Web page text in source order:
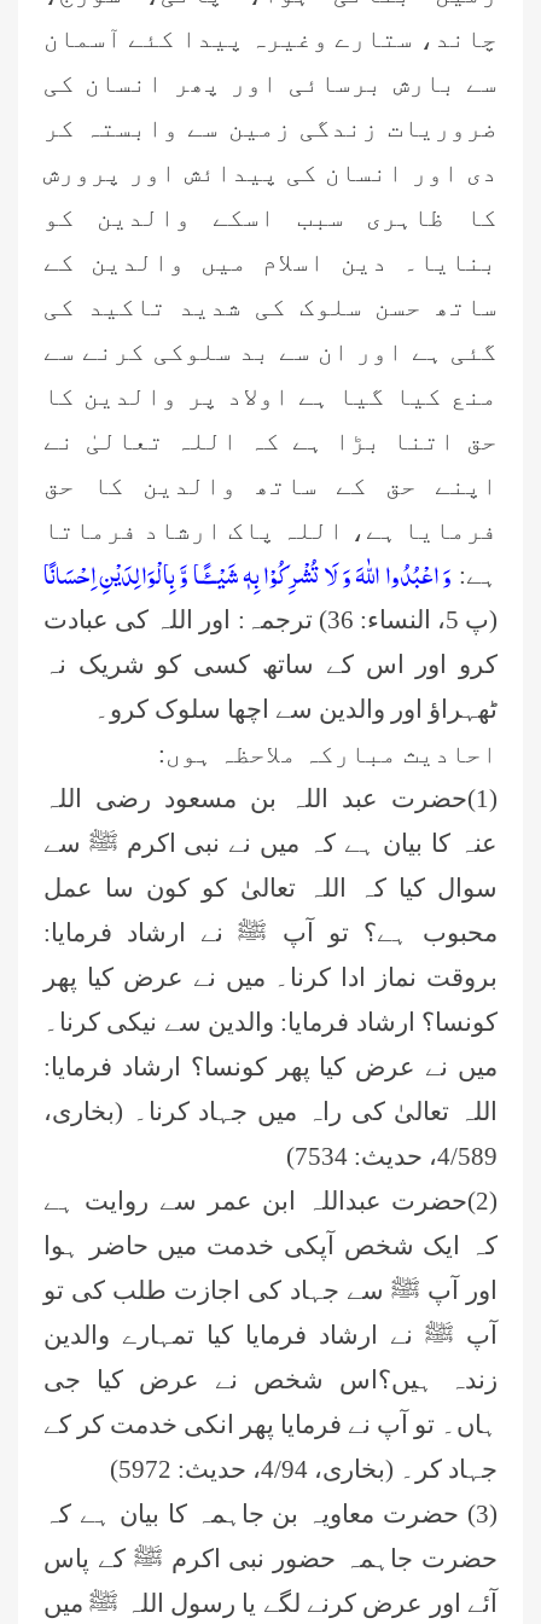
چاند، ستارے وغیرہ پیدا کئے آسمان
سے بارش برسائی اور پھر انسان کی
ضروریات زندگی زمین سے وابستہ کر
دی اور انسان کی پیدائش اور پرورش
کا ظاہری سبب اسکے والدین کو
بنایا۔ دین اسلام میں والدین کے
ساتھ حسن سلوک کی شدید تاکید کی
گئی ہے اور ان سے بد سلوکی کرنے سے
منع کیا گیا ہے اولاد پر والدین کا
حق اتنا بڑا ہے کہ اللہ تعالیٰ نے
اپنے حق کے ساتھ والدین کا حق
فرمایا ہے، اللہ پاک ارشاد فرماتا
ہے: وَ اعْبُدُوا اللّٰهَ وَ لَا تُشْرِكُوْا بِهٖ شَیْــٴًـا وَّ بِالْوَالِدَیْنِ اِحْسَانًا
(پ 5، النساء: 36) ترجمہ: اور اللہ کی عبادت
کرو اور اس کے ساتھ کسی کو شریک نہ
ٹھہراؤ اور والدین سے اچھا سلوک کرو۔
احادیث مبارکہ ملاحظہ ہوں:
(1)حضرت عبد اللہ بن مسعود رضی اللہ
عنہ کا بیان ہے کہ میں نے نبی اکرم ﷺ سے
سوال کیا کہ اللہ تعالیٰ کو کون سا عمل
محبوب ہے؟ تو آپ ﷺ نے ارشاد فرمایا:
بروقت نماز ادا کرنا۔ میں نے عرض کیا پھر
کونسا؟ ارشاد فرمایا: والدین سے نیکی کرنا۔
میں نے عرض کیا پھر کونسا؟ ارشاد فرمایا:
اللہ تعالیٰ کی راہ میں جہاد کرنا۔ (بخاری،
4/589، حدیث: 7534)
(2)حضرت عبداللہ ابن عمر سے روایت ہے
کہ ایک شخص آپکی خدمت میں حاضر ہوا
اور آپ ﷺ سے جہاد کی اجازت طلب کی تو
آپ ﷺ نے ارشاد فرمایا کیا تمہارے والدین
زندہ ہیں؟اس شخص نے عرض کیا جی
ہاں۔ تو آپ نے فرمایا پھر انکی خدمت کر کے
جہاد کر۔ (بخاری، 4/94، حدیث: 5972)
(3) حضرت معاویہ بن جاہمہ کا بیان ہے کہ
حضرت جاہمہ حضور نبی اکرم ﷺ کے پاس
آئے اور عرض کرنے لگے یا رسول اللہ ﷺ میں